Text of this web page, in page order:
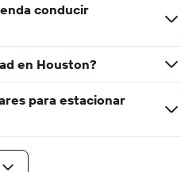
conducir
en Houston?
para estacionar